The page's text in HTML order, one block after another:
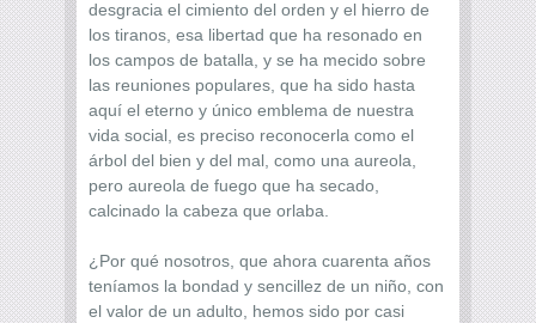
desgracia el cimiento del orden y el hierro de
los tiranos, esa libertad que ha resonado en
los campos de batalla, y se ha mecido sobre
las reuniones populares, que ha sido hasta
aquí el eterno y único emblema de nuestra
vida social, es preciso reconocerla como el
árbol del bien y del mal, como una aureola,
pero aureola de fuego que ha secado,
calcinado la cabeza que orlaba.
¿Por qué nosotros, que ahora cuarenta años
teníamos la bondad y sencillez de un niño, con
el valor de un adulto, hemos sido por casi